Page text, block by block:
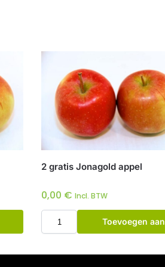
2 gratis Jonagold appel
0,00 € Incl. BTW
Toevoegen aan